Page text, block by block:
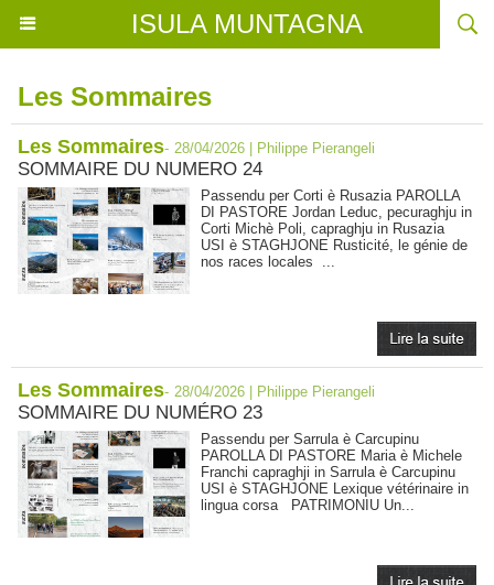
ISULA MUNTAGNA
Les Sommaires
Les Sommaires- 28/04/2026 | Philippe Pierangeli
SOMMAIRE DU NUMERO 24
Passendu per Corti è Rusazia PAROLLA
DI PASTORE Jordan Leduc, pecuraghju in
Corti Michè Poli, capraghju in Rusazia
USI è STAGHJONE Rusticité, le génie de
nos races locales ...
Les Sommaires- 28/04/2026 | Philippe Pierangeli
SOMMAIRE DU NUMÉRO 23
Passendu per Sarrula è Carcupinu
PAROLLA DI PASTORE Maria è Michele
Franchi capraghji in Sarrula è Carcupinu
USI è STAGHJONE Lexique vétérinaire in
lingua corsa PATRIMONIU Un...